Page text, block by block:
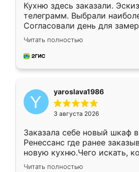
Кухню здесь заказали.
телеграмм. Выбрали
Согласовали день для
недели кухня была уже
довольны работой. Спасибо
мебель за качественную
Читать полностью
yaroslava1986
3 августа 2026
Заказала себе новый шкаф
Ренессанс где ранее
новую кухню.Чего искать,
вполне довольна. Служит
Читать полностью